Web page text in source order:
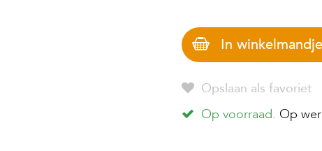
In winkelmandje
Opslaan als favoriet
Op voorraad. Op